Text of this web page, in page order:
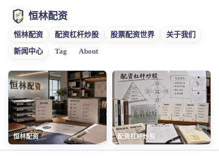
恒林配资
恒林配资 配资杠杆炒股 股票配资世界 关于我们
新闻中心 Tag About
恒林配资 配资杠杆炒股